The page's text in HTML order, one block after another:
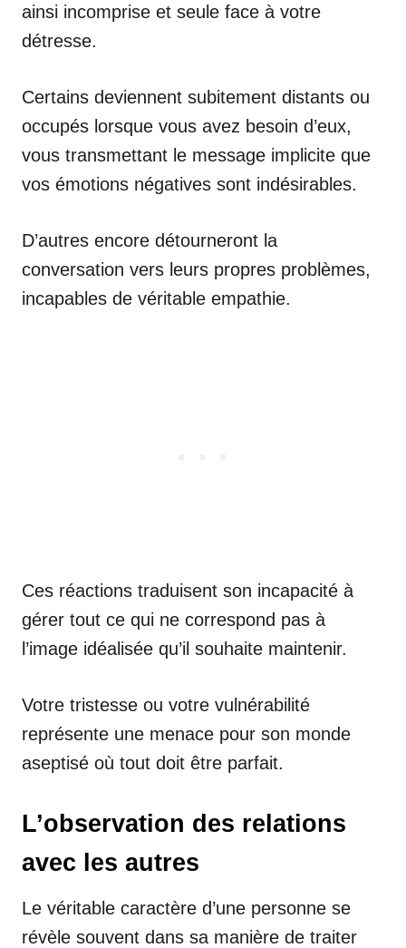
ainsi incomprise et seule face à votre
détresse.
Certains deviennent subitement distants ou
occupés lorsque vous avez besoin d’eux,
vous transmettant le message implicite que
vos émotions négatives sont indésirables.
D’autres encore détourneront la
conversation vers leurs propres problèmes,
incapables de véritable empathie.
Ces réactions traduisent son incapacité à
gérer tout ce qui ne correspond pas à
l’image idéalisée qu’il souhaite maintenir.
Votre tristesse ou votre vulnérabilité
représente une menace pour son monde
aseptisé où tout doit être parfait.
L’observation des relations
avec les autres
Le véritable caractère d’une personne se
révèle souvent dans sa manière de traiter